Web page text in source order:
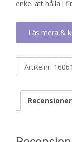
enkel att hålla i
Läs mera &
Artikelnr: